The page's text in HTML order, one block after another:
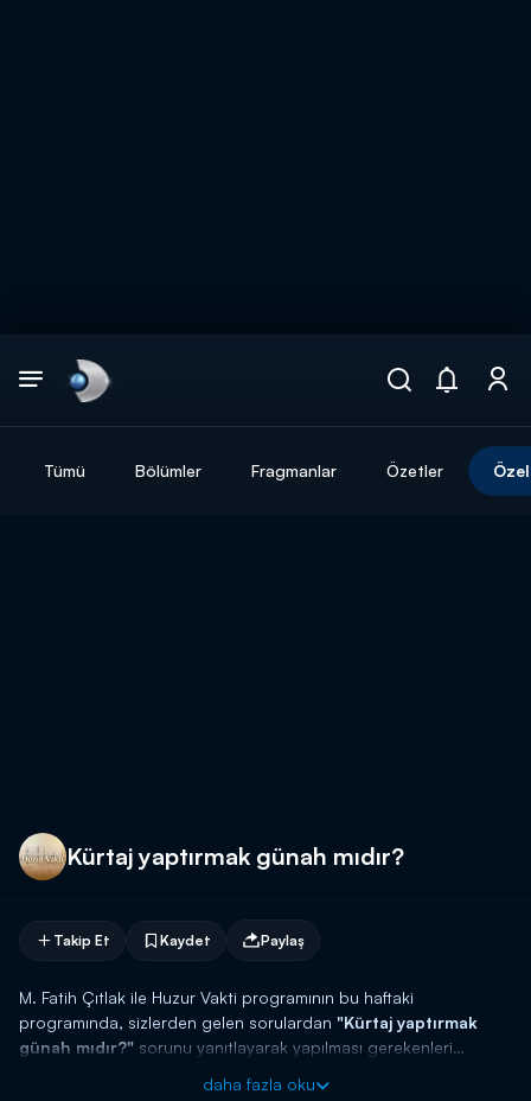
Tümü Bölümler Fragmanlar Özetler
Kürtaj yaptırmak günah mıdır?
Takip Et Kaydet Paylaş
M. Fatih Çıtlak ile Huzur Vakti programının bu haftaki
programında, sizlerden gelen sorulardan "Kürtaj yaptırmak
günah mıdır?" sorunu yanıtlayarak yapılması gerekenleri
daha fazla oku